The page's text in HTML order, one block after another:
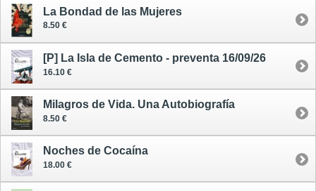
La Bondad de las Mujeres
8.50 €
[P] La Isla de Cemento - preventa 16/09/26
16.10 €
Milagros de Vida. Una Autobiografía
8.50 €
Noches de Cocaína
18.00 €